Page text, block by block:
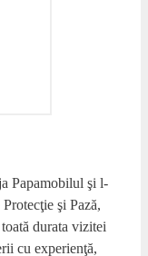
Papamobilul şi l-
şi Pază,
durata vizitei
cu experienţă,